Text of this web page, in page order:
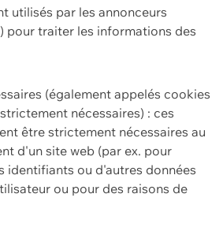
utilisés par les annonceurs
pour traiter les informations des
(également appelés cookies
nécessaires) : ces
être strictement nécessaires au
d'un site web (par ex. pour
identifiants ou d'autres données
ou pour des raisons de